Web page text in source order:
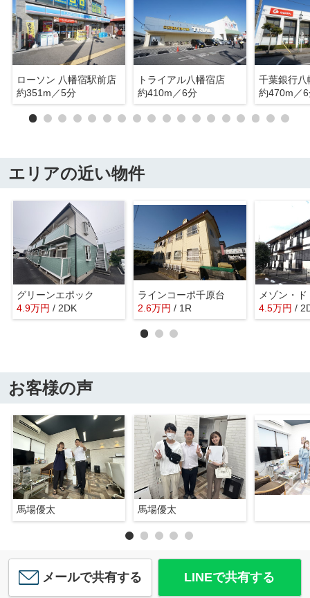
ローソン 八幡宿駅前店
約351m／5分
トライアル八幡宿店
約410m／6分
千葉銀行八
約470m／
エリアの近い物件
グリーンエポック
4.9万円 / 2DK
ラインコーポ千原台
2.6万円 / 1R 4.5万円 /
お客様の声
馬場優太 馬場優太
メールで共有する LINEで共有する